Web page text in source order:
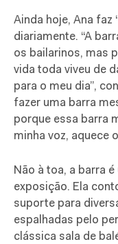
Ainda hoje, Ana faz
diariamente. “A
os bailarinos, mas
vida toda viveu de
para o meu dia”,
fazer uma barra
porque essa barra
minha voz, aquece
Não à toa, a barra
exposição. Ela
suporte para
espalhadas pelo
clássica sala de